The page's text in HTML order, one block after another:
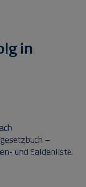
in
–
und Saldenliste.